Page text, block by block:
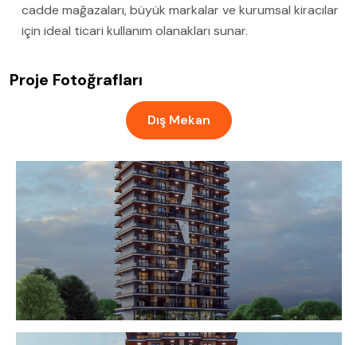
cadde mağazaları, büyük markalar ve kurumsal kiracılar
için ideal ticari kullanım olanakları sunar.
Proje Fotoğrafları
Dış Mekan